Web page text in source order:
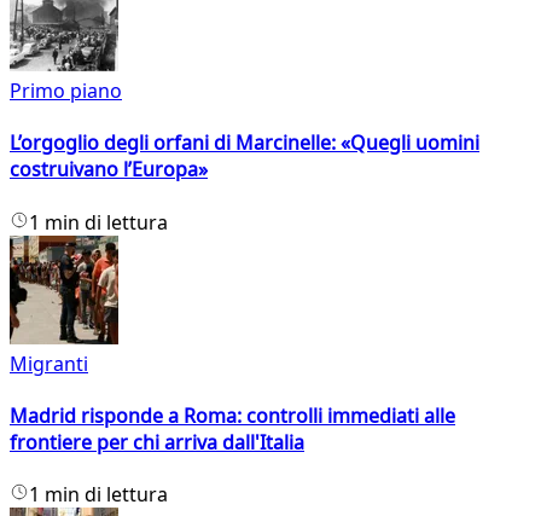
Primo piano
L’orgoglio degli orfani di Marcinelle: «Quegli uomini
costruivano l’Europa»
1 min di lettura
Migranti
Madrid risponde a Roma: controlli immediati alle
frontiere per chi arriva dall'Italia
1 min di lettura